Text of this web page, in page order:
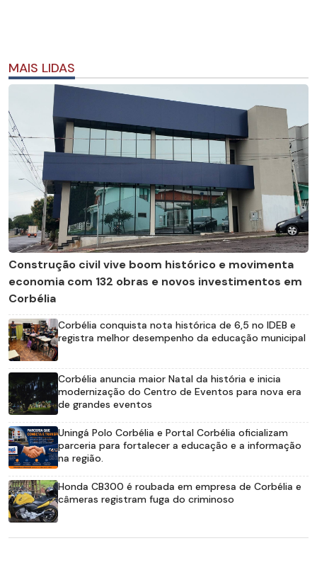
MAIS LIDAS
Construção civil vive boom histórico e movimenta
economia com 132 obras e novos investimentos em
Corbélia
Corbélia conquista nota histórica de 6,5 no IDEB e
registra melhor desempenho da educação municipal
Corbélia anuncia maior Natal da história e inicia
modernização do Centro de Eventos para nova era
de grandes eventos
Uningá Polo Corbélia e Portal Corbélia oficializam
parceria para fortalecer a educação e a informação
na região.
Honda CB300 é roubada em empresa de Corbélia e
câmeras registram fuga do criminoso